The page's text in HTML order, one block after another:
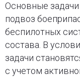
Основные
подвоз
беспилотных
состава. В
задачи
с учетом